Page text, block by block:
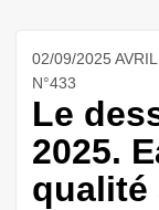
02/09/2025
N°433
Le
2025.
qualité